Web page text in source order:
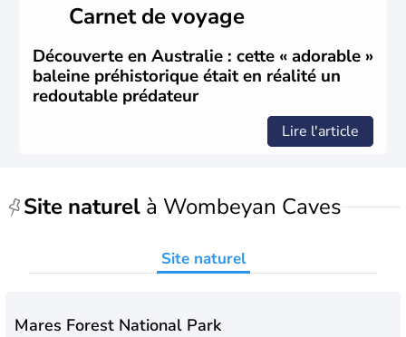
humaines. Il faut attendre 1522 pour qu'un explorateur
portugais découvre le continent australien, puis les
années 1700 pour que l'île devienne une terre
d'émigration européenne. La Grande-Bretagne
revendique son appartenance le 26 janvier 1788,
désormais jour de la fête nationale australienne. Cette
monarchie constitutionnelle est encore placée sous le
Carnet de voyage
Découverte en Australie : cette « adorable »
baleine préhistorique était en réalité un
redoutable prédateur
Lire l'article
Site naturel à Wombeyan Caves
Site naturel
Mares Forest National Park